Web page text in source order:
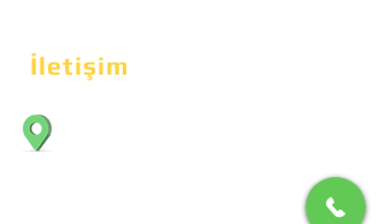
İletişim